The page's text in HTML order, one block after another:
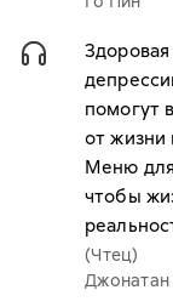
помогут
от жизни
Меню
чтобы
(Чтец)
Джонатан